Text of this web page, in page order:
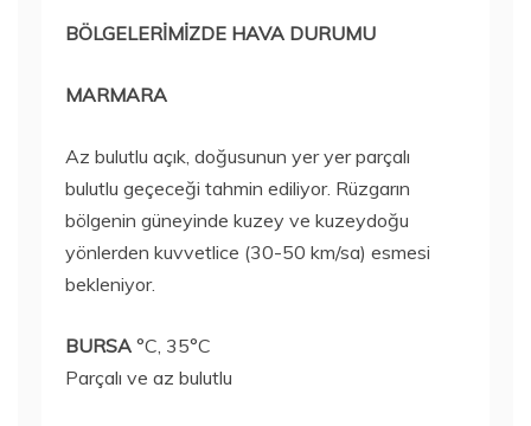
BÖLGELERİMİZDE HAVA DURUMU
MARMARA
Az bulutlu açık, doğusunun yer yer parçalı
bulutlu geçeceği tahmin ediliyor. Rüzgarın
bölgenin güneyinde kuzey ve kuzeydoğu
yönlerden kuvvetlice (30-50 km/sa) esmesi
bekleniyor.
BURSA °C, 35°C
Parçalı ve az bulutlu